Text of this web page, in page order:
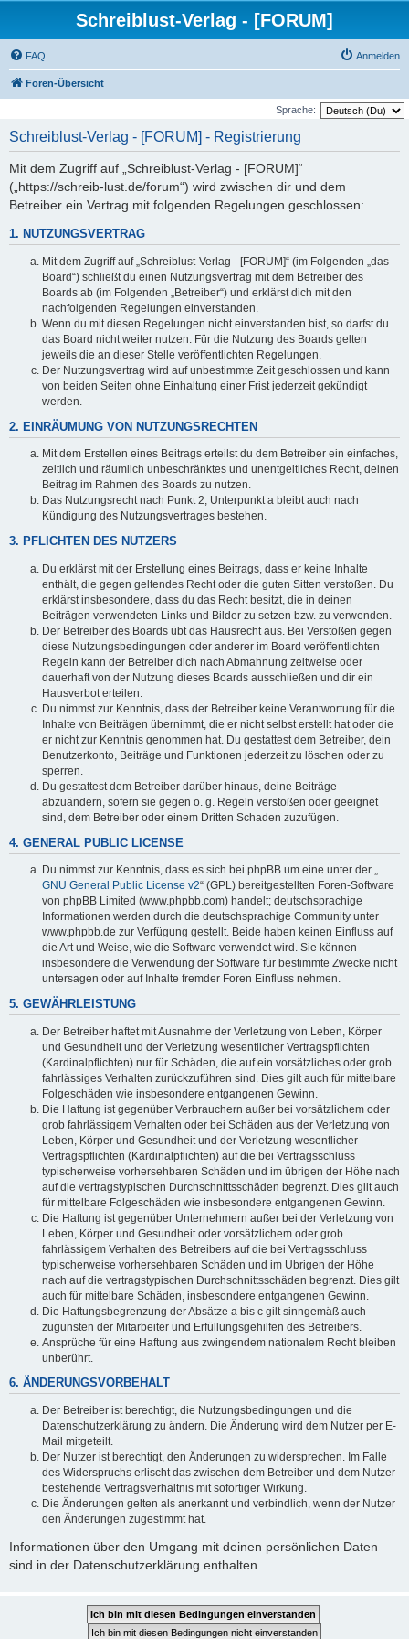
Schreiblust-Verlag - [FORUM]
FAQ Anmelden
Foren-Übersicht
Sprache:
Schreiblust-Verlag - [FORUM] - Registrierung
Mit dem Zugriff auf „Schreiblust-Verlag - [FORUM]“
(„https://schreib-lust.de/forum“) wird zwischen dir und dem
Betreiber ein Vertrag mit folgenden Regelungen geschlossen:
1. NUTZUNGSVERTRAG
Mit dem Zugriff auf „Schreiblust-Verlag - [FORUM]“ (im Folgenden „das
Board“) schließt du einen Nutzungsvertrag mit dem Betreiber des
Boards ab (im Folgenden „Betreiber“) und erklärst dich mit den
nachfolgenden Regelungen einverstanden.
Wenn du mit diesen Regelungen nicht einverstanden bist, so darfst du
das Board nicht weiter nutzen. Für die Nutzung des Boards gelten
jeweils die an dieser Stelle veröffentlichten Regelungen.
Der Nutzungsvertrag wird auf unbestimmte Zeit geschlossen und kann
von beiden Seiten ohne Einhaltung einer Frist jederzeit gekündigt
werden.
2. EINRÄUMUNG VON NUTZUNGSRECHTEN
Mit dem Erstellen eines Beitrags erteilst du dem Betreiber ein einfaches,
zeitlich und räumlich unbeschränktes und unentgeltliches Recht, deinen
Beitrag im Rahmen des Boards zu nutzen.
Das Nutzungsrecht nach Punkt 2, Unterpunkt a bleibt auch nach
Kündigung des Nutzungsvertrages bestehen.
3. PFLICHTEN DES NUTZERS
Du erklärst mit der Erstellung eines Beitrags, dass er keine Inhalte
enthält, die gegen geltendes Recht oder die guten Sitten verstoßen. Du
erklärst insbesondere, dass du das Recht besitzt, die in deinen
Beiträgen verwendeten Links und Bilder zu setzen bzw. zu verwenden.
Der Betreiber des Boards übt das Hausrecht aus. Bei Verstößen gegen
diese Nutzungsbedingungen oder anderer im Board veröffentlichten
Regeln kann der Betreiber dich nach Abmahnung zeitweise oder
dauerhaft von der Nutzung dieses Boards ausschließen und dir ein
Hausverbot erteilen.
Du nimmst zur Kenntnis, dass der Betreiber keine Verantwortung für die
Inhalte von Beiträgen übernimmt, die er nicht selbst erstellt hat oder die
er nicht zur Kenntnis genommen hat. Du gestattest dem Betreiber, dein
Benutzerkonto, Beiträge und Funktionen jederzeit zu löschen oder zu
sperren.
Du gestattest dem Betreiber darüber hinaus, deine Beiträge
abzuändern, sofern sie gegen o. g. Regeln verstoßen oder geeignet
sind, dem Betreiber oder einem Dritten Schaden zuzufügen.
4. GENERAL PUBLIC LICENSE
Du nimmst zur Kenntnis, dass es sich bei phpBB um eine unter der „
GNU General Public License v2“ (GPL) bereitgestellten Foren-Software
von phpBB Limited (www.phpbb.com) handelt; deutschsprachige
Informationen werden durch die deutschsprachige Community unter
www.phpbb.de zur Verfügung gestellt. Beide haben keinen Einfluss auf
die Art und Weise, wie die Software verwendet wird. Sie können
insbesondere die Verwendung der Software für bestimmte Zwecke nicht
untersagen oder auf Inhalte fremder Foren Einfluss nehmen.
5. GEWÄHRLEISTUNG
Der Betreiber haftet mit Ausnahme der Verletzung von Leben, Körper
und Gesundheit und der Verletzung wesentlicher Vertragspflichten
(Kardinalpflichten) nur für Schäden, die auf ein vorsätzliches oder grob
fahrlässiges Verhalten zurückzuführen sind. Dies gilt auch für mittelbare
Folgeschäden wie insbesondere entgangenen Gewinn.
Die Haftung ist gegenüber Verbrauchern außer bei vorsätzlichem oder
grob fahrlässigem Verhalten oder bei Schäden aus der Verletzung von
Leben, Körper und Gesundheit und der Verletzung wesentlicher
Vertragspflichten (Kardinalpflichten) auf die bei Vertragsschluss
typischerweise vorhersehbaren Schäden und im übrigen der Höhe nach
auf die vertragstypischen Durchschnittsschäden begrenzt. Dies gilt auch
für mittelbare Folgeschäden wie insbesondere entgangenen Gewinn.
Die Haftung ist gegenüber Unternehmern außer bei der Verletzung von
Leben, Körper und Gesundheit oder vorsätzlichem oder grob
fahrlässigem Verhalten des Betreibers auf die bei Vertragsschluss
typischerweise vorhersehbaren Schäden und im Übrigen der Höhe
nach auf die vertragstypischen Durchschnittsschäden begrenzt. Dies gilt
auch für mittelbare Schäden, insbesondere entgangenen Gewinn.
Die Haftungsbegrenzung der Absätze a bis c gilt sinngemäß auch
zugunsten der Mitarbeiter und Erfüllungsgehilfen des Betreibers.
Ansprüche für eine Haftung aus zwingendem nationalem Recht bleiben
unberührt.
6. ÄNDERUNGSVORBEHALT
Der Betreiber ist berechtigt, die Nutzungsbedingungen und die
Datenschutzerklärung zu ändern. Die Änderung wird dem Nutzer per E-
Mail mitgeteilt.
Der Nutzer ist berechtigt, den Änderungen zu widersprechen. Im Falle
des Widerspruchs erlischt das zwischen dem Betreiber und dem Nutzer
bestehende Vertragsverhältnis mit sofortiger Wirkung.
Die Änderungen gelten als anerkannt und verbindlich, wenn der Nutzer
den Änderungen zugestimmt hat.
Informationen über den Umgang mit deinen persönlichen Daten
sind in der Datenschutzerklärung enthalten.